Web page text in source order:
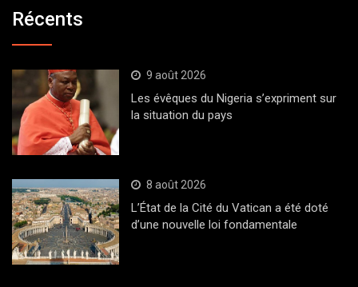
Récents
9 août 2026
Les évêques du Nigeria s’expriment sur
la situation du pays
8 août 2026
L’État de la Cité du Vatican a été doté
d’une nouvelle loi fondamentale